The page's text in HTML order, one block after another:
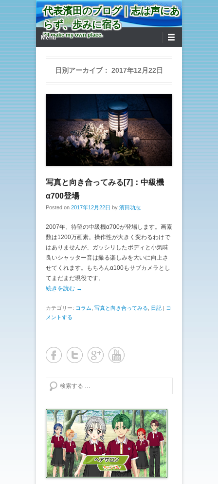
代表濱田のブログ｜志は声にあ
らず、歩みに宿る
I'll make my own place.
第1メニュー
コンテンツへ移動
Menu
日別アーカイブ： 2017年12月22日
写真と向き合ってみる[7]：中級機
α700登場
Posted on 2017年12月22日 by 濱田功志
2007年、待望の中級機α700が登場します。画素
数は1200万画素。操作性が大きく変わるわけで
はありませんが、ガッシリしたボディと小気味
良いシャッター音は撮る楽しみを大いに向上さ
せてくれます。もちろんα100もサブカメラとし
てまだまだ現役です。
続きを読む →
カテゴリー: コラム 写真と向き合ってみる 日記 | コ
メントする
検索する